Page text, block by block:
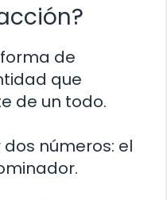
de
que
de un todo.
números: el